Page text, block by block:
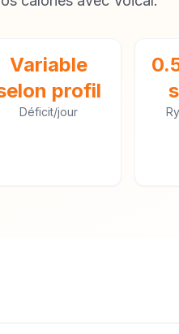
Variable
profil
Déficit/jour